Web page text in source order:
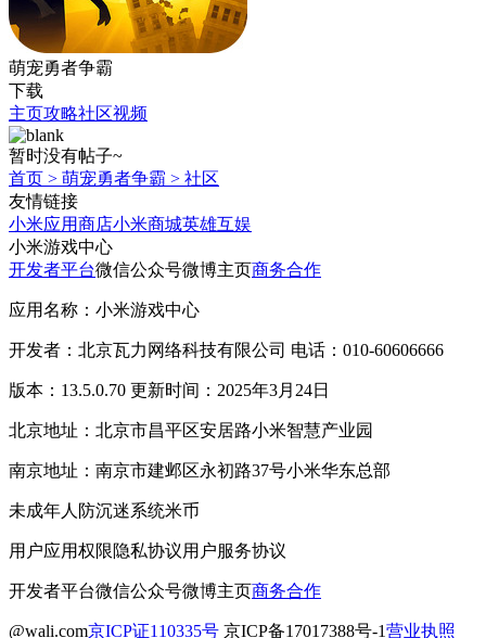
萌宠勇者争霸
下载
主页攻略社区视频
暂时没有帖子~
首页 > 萌宠勇者争霸 > 社区
友情链接
小米应用商店小米商城英雄互娱
小米游戏中心
开发者平台微信公众号微博主页商务合作
应用名称：小米游戏中心
开发者：北京瓦力网络科技有限公司 电话：010-60606666
版本：13.5.0.70 更新时间：2025年3月24日
北京地址：北京市昌平区安居路小米智慧产业园
南京地址：南京市建邺区永初路37号小米华东总部
未成年人防沉迷系统米币
用户应用权限隐私协议用户服务协议
开发者平台微信公众号微博主页商务合作
@wali.com京ICP证110335号 京ICP备17017388号-1营业执照